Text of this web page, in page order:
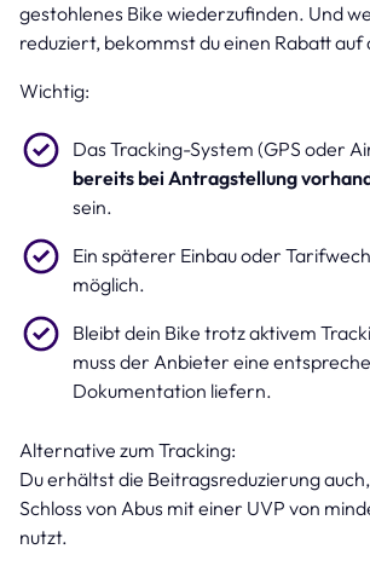
gestohlenes Bike wiederzufinden. Und
reduziert, bekommst du einen Rabatt auf
Wichtig:
Das Tracking-System (GPS oder
bereits bei Antragstellung
sein.
Ein späterer Einbau oder
möglich.
Bleibt dein Bike trotz aktivem
muss der Anbieter eine
Dokumentation liefern.
Alternative zum Tracking:
Du erhältst die Beitragsreduzierung
Schloss von Abus mit einer UVP von
nutzt.